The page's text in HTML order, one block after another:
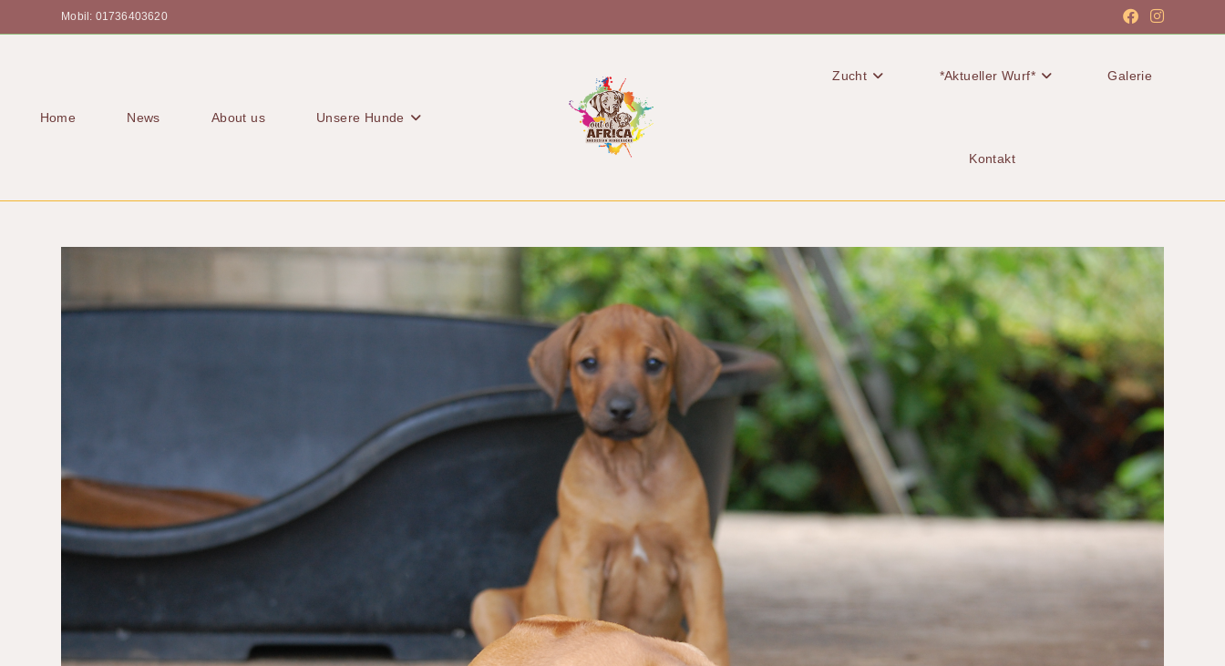
Mobil: 01736403620
Home News About us Unsere Hunde
Zucht *Aktueller Wurf* Galerie
Kontakt